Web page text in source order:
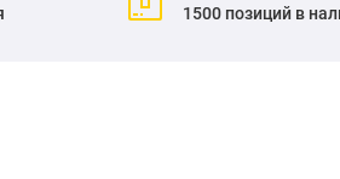
1500 позиций в